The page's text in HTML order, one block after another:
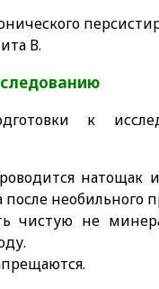
В.
к
натощак
после необильного
чистую не